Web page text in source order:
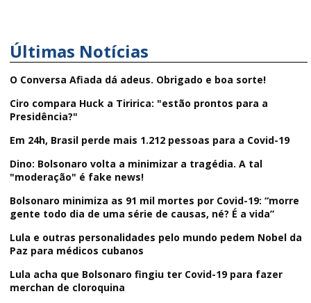
Últimas Notícias
O Conversa Afiada dá adeus. Obrigado e boa sorte!
Ciro compara Huck a Tiririca: "estão prontos para a
Presidência?"
Em 24h, Brasil perde mais 1.212 pessoas para a Covid-19
Dino: Bolsonaro volta a minimizar a tragédia. A tal
"moderação" é fake news!
Bolsonaro minimiza as 91 mil mortes por Covid-19: “morre
gente todo dia de uma série de causas, né? É a vida”
Lula e outras personalidades pelo mundo pedem Nobel da
Paz para médicos cubanos
Lula acha que Bolsonaro fingiu ter Covid-19 para fazer
merchan de cloroquina